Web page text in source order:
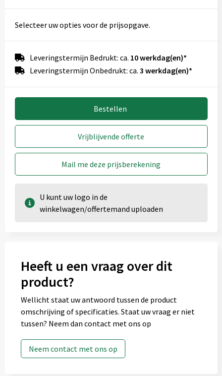
Voorkant (30x80 mm)
Onbewerkt
1
Graveren
Achterkant (30x80 mm)
2
4
Graveren
Selecteer uw opties voor de prijsopgave.
Leveringstermijn Bedrukt: ca. 10 werkdag(en)*
Leveringstermijn Onbedrukt: ca. 3 werkdag(en)*
Bestellen
Vrijblijvende offerte
Mail me deze prijsberekening
U kunt uw logo in de
winkelwagen/offertemand uploaden
Heeft u een vraag over dit
product?
Wellicht staat uw antwoord tussen de product
omschrijving of specificaties. Staat uw vraag er niet
tussen? Neem dan contact met ons op
Neem contact met ons op